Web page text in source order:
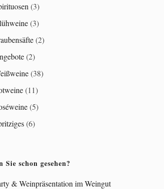
(3)
(3)
(2)
(2)
(38)
(11)
(5)
(6)
Sie schon gesehen?
& Weinpräsentation im Weingut